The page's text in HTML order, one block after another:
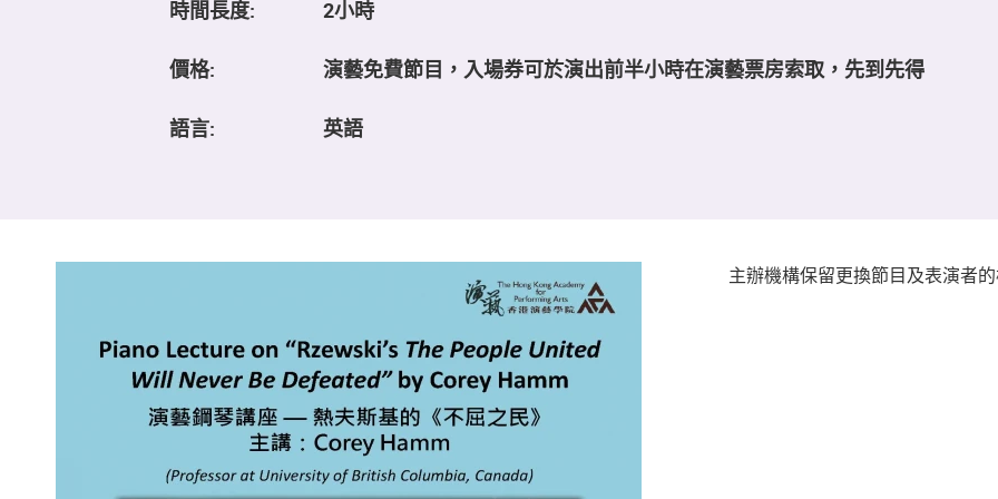
時間長度: 2小時
價格: 演藝免費節目，入場券可於演出前半小時在演藝票房索取，先到先得
語言: 英語
主辦機構保留更換節目及表演者